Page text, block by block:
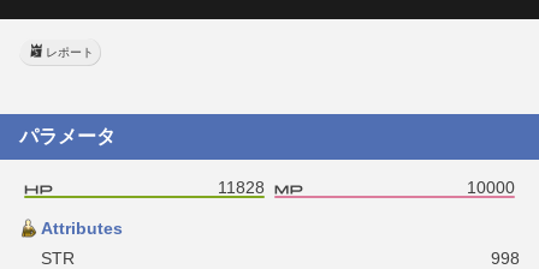
レポート
パラメータ
11828 10000
Attributes
STR
998